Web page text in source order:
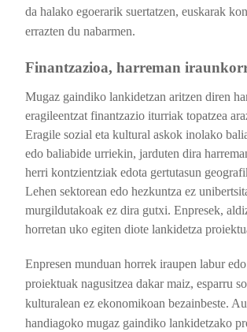
da halako egoerarik suertatzen, euskarak
errazten du nabarmen.
Finantzazioa, harreman
Mugaz gaindiko lankidetzan aritzen diren
eragileentzat finantzazio iturriak topatzea
Eragile sozial eta kultural askok inolako
edo baliabide urriekin, jarduten dira
herri kontzientziak edota gertutasun
Lehen sektorean edo hezkuntza ez
murgildutakoak ez dira gutxi. Enpresek,
horretan uko egiten diote lankidetza
Enpresen munduan horrek iraupen labur
proiektuak nagusitzea dakar maiz, esparru
kulturalean ez ekonomikoan bezainbeste.
handiagoko mugaz gaindiko lankidetzako